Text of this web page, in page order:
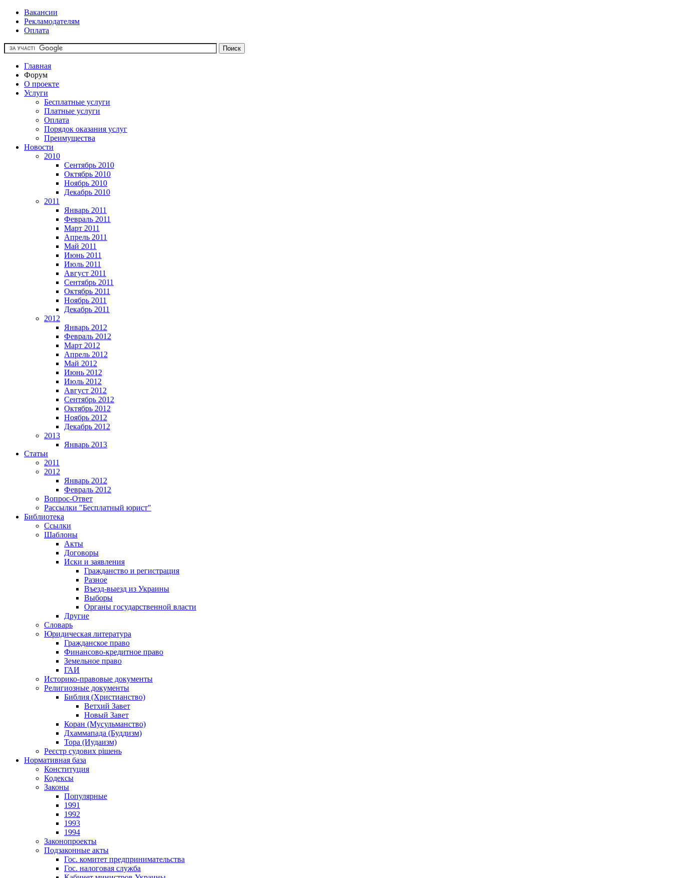
Вакансии
Рекламодателям
Оплата
Главная
Форум
О проекте
Услуги
Бесплатные услуги
Платные услуги
Оплата
Порядок оказания услуг
Преимущества
Новости
2010
Сентябрь 2010
Октябрь 2010
Ноябрь 2010
Декабрь 2010
2011
Январь 2011
Февраль 2011
Март 2011
Апрель 2011
Май 2011
Июнь 2011
Июль 2011
Август 2011
Сентябрь 2011
Октябрь 2011
Ноябрь 2011
Декабрь 2011
2012
Январь 2012
Февраль 2012
Март 2012
Апрель 2012
Май 2012
Июнь 2012
Июль 2012
Август 2012
Сентябрь 2012
Октябрь 2012
Ноябрь 2012
Декабрь 2012
2013
Январь 2013
Статьи
2011
2012
Январь 2012
Февраль 2012
Вопрос-Ответ
Рассылки "Бесплатный юрист"
Библиотека
Ссылки
Шаблоны
Акты
Договоры
Иски и заявления
Гражданство и регистрация
Разное
Въезд-выезд из Украины
Выборы
Органы государственной власти
Другие
Словарь
Юридическая литература
Гражданское право
Финансово-кредитное право
Земельное право
ГАИ
Историко-правовые документы
Религиозные документы
Библия (Христианство)
Ветхий Завет
Новый Завет
Коран (Мусульманство)
Дхаммапада (Буддизм)
Тора (Иудаизм)
Реєстр судових рішень
Нормативная база
Конституция
Кодексы
Законы
Популярные
1991
1992
1993
1994
Законопроекты
Подзаконные акты
Гос. комитет предпринимательства
Гос. налоговая служба